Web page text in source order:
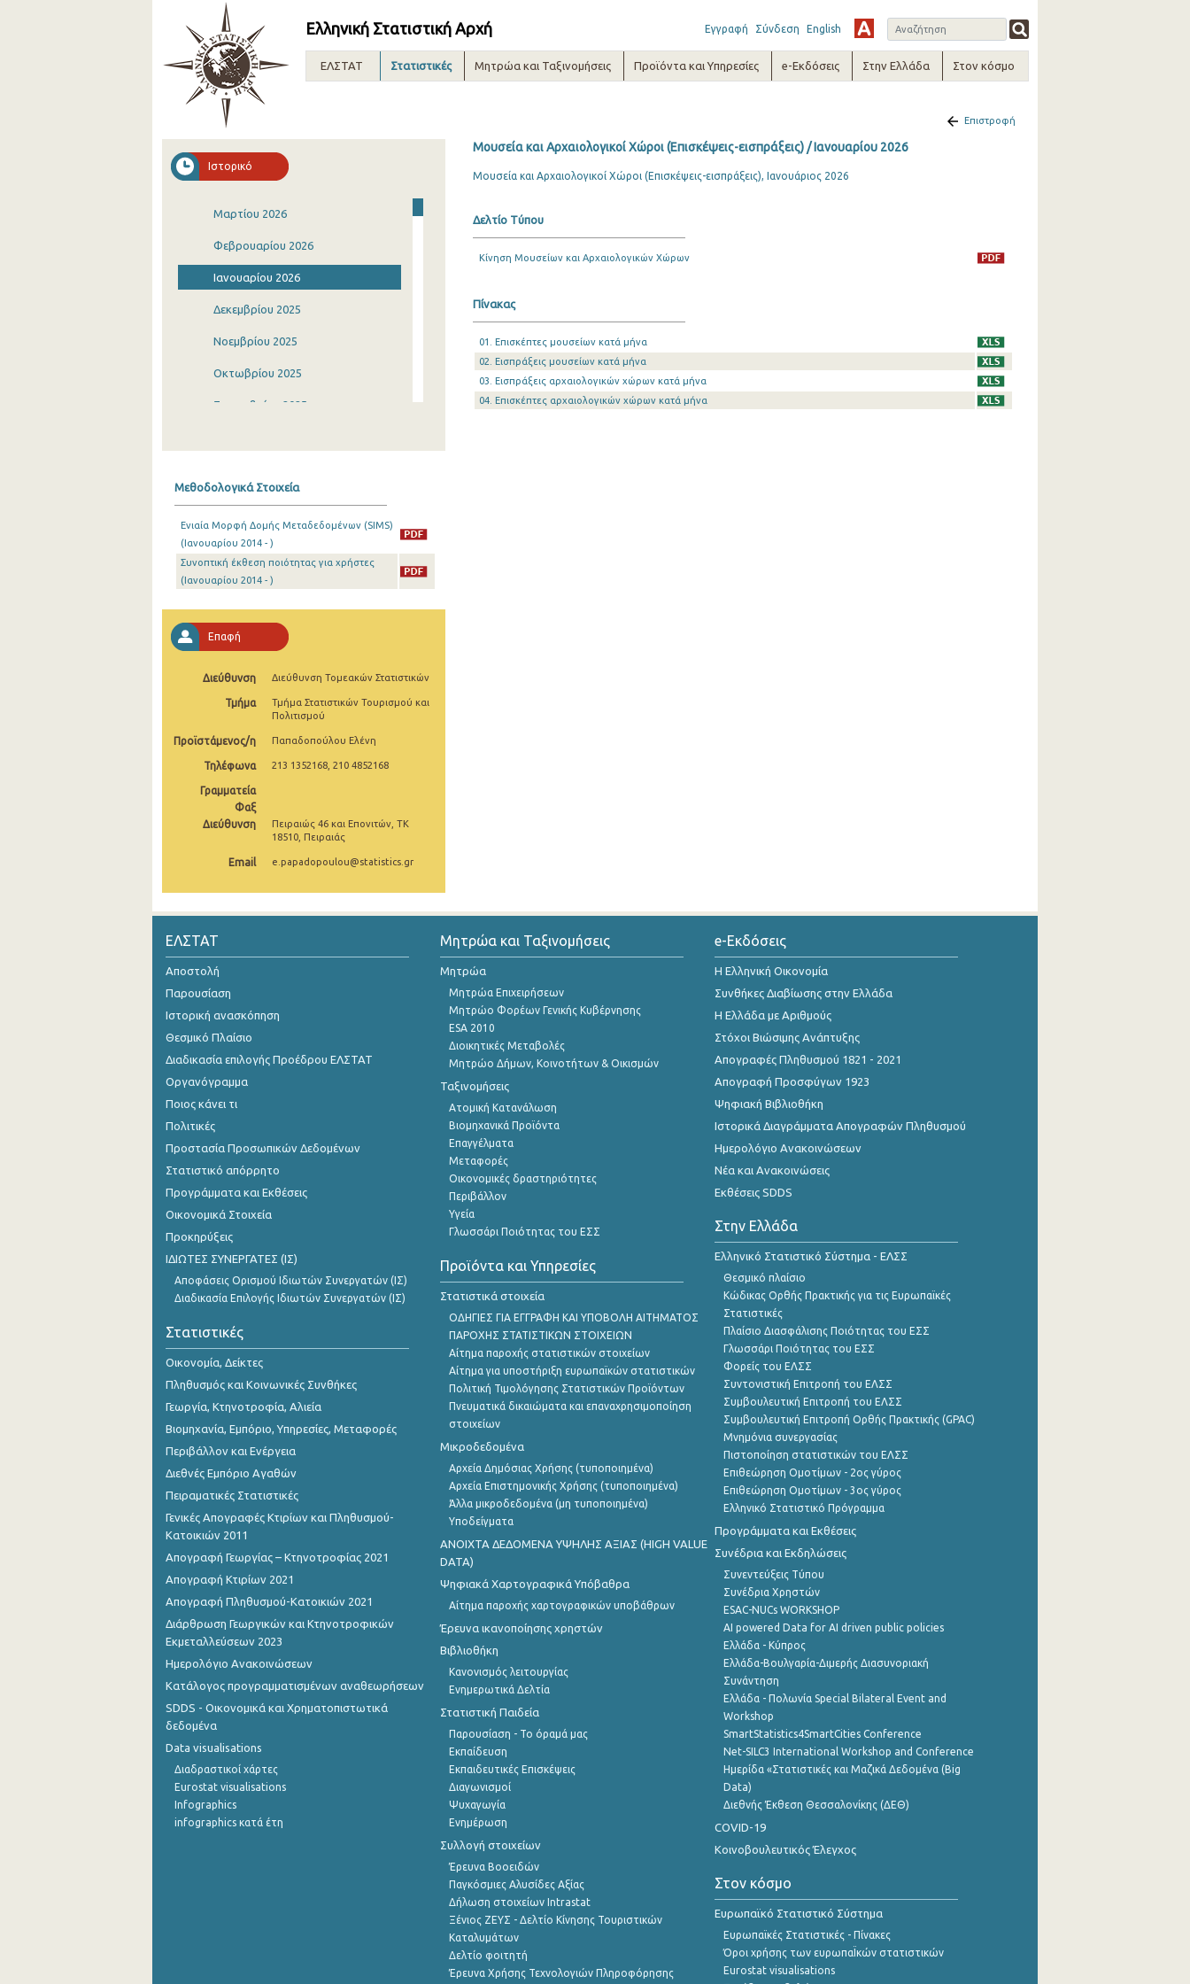
Ελληνική Στατιστική Αρχή Εγγραφή Σύνδεση English
ΕΛΣΤΑΤ Στατιστικές Μητρώα και Ταξινομήσεις Προϊόντα και Υπηρεσίες e-Εκδόσεις Στην Ελλάδα Στον κόσμο
Ιστορικό
Μαρτίου 2026
Φεβρουαρίου 2026
Ιανουαρίου 2026
Δεκεμβρίου 2025
Νοεμβρίου 2025
Οκτωβρίου 2025
Σεπτεμβρίου 2025
Μαΐου 2025
Απριλίου 2025
Φεβρουαρίου 2025
Σεπτεμβρίου 2024
Αυγούστου 2024
Μαΐου 2024
Απριλίου 2024
Μαρτίου 2024
Φεβρουαρίου 2024
Ιανουαρίου 2024
Νοεμβρίου 2023
Σεπτεμβρίου 2023
Αυγούστου 2023
Ιουλίου 2023
Ιουνίου 2023
Μαΐου 2023
Απριλίου 2023
Μαρτίου 2023
Φεβρουαρίου 2023
Ιανουαρίου 2023
Δεκεμβρίου 2022
Νοεμβρίου 2022
Οκτωβρίου 2022
Σεπτεμβρίου 2022
Αυγούστου 2022
Ιουλίου 2022
Ιουνίου 2022
Απριλίου 2022
Μαρτίου 2022
Φεβρουαρίου 2022
Ιανουαρίου 2022
Μεθοδολογικά Στοιχεία
Ενιαία Μορφή Δομής Μεταδεδομένων (SIMS)
(Ιανουαρίου 2014 - )
Συνοπτική έκθεση ποιότητας για χρήστες
(Ιανουαρίου 2014 - )
Επαφή
Διεύθυνση Διεύθυνση Τομεακών Στατιστικών
Τμήμα
Τμήμα Στατιστικών Τουρισμού και
Πολιτισμού
Προϊστάμενος/η Παπαδοπούλου Ελένη
Τηλέφωνα 213 1352168, 210 4852168
Γραμματεία
Φαξ
Διεύθυνση
Πειραιώς 46 και Επονιτών, ΤΚ
18510, Πειραιάς
Email e.papadopoulou@statistics.gr
Επιστροφή
Μουσεία και Αρχαιολογικοί Χώροι (Επισκέψεις-εισπράξεις) / Ιανουαρίου 2026
Μουσεία και Αρχαιολογικοί Χώροι (Επισκέψεις-εισπράξεις), Ιανουάριος 2026
Δελτίο Τύπου
Κίνηση Μουσείων και Αρχαιολογικών Χώρων
Πίνακας
01. Επισκέπτες μουσείων κατά μήνα
02. Εισπράξεις μουσείων κατά μήνα
03. Εισπράξεις αρχαιολογικών χώρων κατά μήνα
04. Επισκέπτες αρχαιολογικών χώρων κατά μήνα
ΕΛΣΤΑΤ
Αποστολή
Παρουσίαση
Ιστορική ανασκόπηση
Θεσμικό Πλαίσιο
Διαδικασία επιλογής Προέδρου ΕΛΣΤΑΤ
Οργανόγραμμα
Ποιος κάνει τι
Πολιτικές
Προστασία Προσωπικών Δεδομένων
Στατιστικό απόρρητο
Προγράμματα και Εκθέσεις
Οικονομικά Στοιχεία
Προκηρύξεις
ΙΔΙΩΤΕΣ ΣΥΝΕΡΓΑΤΕΣ (ΙΣ)
Αποφάσεις Ορισμού Ιδιωτών Συνεργατών (ΙΣ)
Διαδικασία Επιλογής Ιδιωτών Συνεργατών (ΙΣ)
Στατιστικές
Οικονομία, Δείκτες
Πληθυσμός και Κοινωνικές Συνθήκες
Γεωργία, Κτηνοτροφία, Αλιεία
Βιομηχανία, Εμπόριο, Υπηρεσίες, Μεταφορές
Περιβάλλον και Ενέργεια
Διεθνές Εμπόριο Αγαθών
Πειραματικές Στατιστικές
Γενικές Απογραφές Κτιρίων και Πληθυσμού-
Κατοικιών 2011
Απογραφή Γεωργίας – Κτηνοτροφίας 2021
Απογραφή Κτιρίων 2021
Απογραφή Πληθυσμού-Κατοικιών 2021
Διάρθρωση Γεωργικών και Κτηνοτροφικών
Εκμεταλλεύσεων 2023
Ημερολόγιο Ανακοινώσεων
Κατάλογος προγραμματισμένων αναθεωρήσεων
SDDS - Οικονομικά και Χρηματοπιστωτικά
δεδομένα
Data visualisations
Διαδραστικοί χάρτες
Eurostat visualisations
Infographics
infographics κατά έτη
Μητρώα και Ταξινομήσεις
Μητρώα
Μητρώα Επιχειρήσεων
Μητρώο Φορέων Γενικής Κυβέρνησης
ESA 2010
Διοικητικές Μεταβολές
Μητρώο Δήμων, Κοινοτήτων & Οικισμών
Ταξινομήσεις
Ατομική Κατανάλωση
Βιομηχανικά Προϊόντα
Επαγγέλματα
Μεταφορές
Οικονομικές δραστηριότητες
Περιβάλλον
Υγεία
Γλωσσάρι Ποιότητας του ΕΣΣ
Προϊόντα και Υπηρεσίες
Στατιστικά στοιχεία
ΟΔΗΓΙΕΣ ΓΙΑ ΕΓΓΡΑΦΗ ΚΑΙ ΥΠΟΒΟΛΗ ΑΙΤΗΜΑΤΟΣ
ΠΑΡΟΧΗΣ ΣΤΑΤΙΣΤΙΚΩΝ ΣΤΟΙΧΕΙΩΝ
Αίτημα παροχής στατιστικών στοιχείων
Αίτημα για υποστήριξη ευρωπαϊκών στατιστικών
Πολιτική Τιμολόγησης Στατιστικών Προϊόντων
Πνευματικά δικαιώματα και επαναχρησιμοποίηση
στοιχείων
Μικροδεδομένα
Αρχεία Δημόσιας Χρήσης (τυποποιημένα)
Αρχεία Επιστημονικής Χρήσης (τυποποιημένα)
Άλλα μικροδεδομένα (μη τυποποιημένα)
Υποδείγματα
ANOIXTA ΔΕΔΟΜΕΝΑ ΥΨΗΛΗΣ ΑΞΙΑΣ (HIGH VALUE
DATA)
Ψηφιακά Χαρτογραφικά Υπόβαθρα
Αίτημα παροχής χαρτογραφικών υποβάθρων
Έρευνα ικανοποίησης χρηστών
Βιβλιοθήκη
Κανονισμός λειτουργίας
Ενημερωτικά Δελτία
Στατιστική Παιδεία
Παρουσίαση - Το όραμά μας
Εκπαίδευση
Εκπαιδευτικές Επισκέψεις
Διαγωνισμοί
Ψυχαγωγία
Ενημέρωση
Συλλογή στοιχείων
Έρευνα Βοοειδών
Παγκόσμιες Αλυσίδες Αξίας
Δήλωση στοιχείων Intrastat
Ξένιος ΖΕΥΣ - Δελτίο Κίνησης Τουριστικών
Καταλυμάτων
Δελτίο φοιτητή
Έρευνα Χρήσης Τεχνολογιών Πληροφόρησης
e-Εκδόσεις
Η Ελληνική Οικονομία
Συνθήκες Διαβίωσης στην Ελλάδα
Η Ελλάδα με Αριθμούς
Στόχοι Βιώσιμης Ανάπτυξης
Απογραφές Πληθυσμού 1821 - 2021
Απογραφή Προσφύγων 1923
Ψηφιακή Βιβλιοθήκη
Ιστορικά Διαγράμματα Απογραφών Πληθυσμού
Ημερολόγιο Ανακοινώσεων
Νέα και Ανακοινώσεις
Εκθέσεις SDDS
Στην Ελλάδα
Ελληνικό Στατιστικό Σύστημα - ΕΛΣΣ
Θεσμικό πλαίσιο
Κώδικας Ορθής Πρακτικής για τις Ευρωπαϊκές
Στατιστικές
Πλαίσιο Διασφάλισης Ποιότητας του ΕΣΣ
Γλωσσάρι Ποιότητας του ΕΣΣ
Φορείς του ΕΛΣΣ
Συντονιστική Επιτροπή του ΕΛΣΣ
Συμβουλευτική Επιτροπή του ΕΛΣΣ
Συμβουλευτική Επιτροπή Ορθής Πρακτικής (GPAC)
Μνημόνια συνεργασίας
Πιστοποίηση στατιστικών του ΕΛΣΣ
Επιθεώρηση Ομοτίμων - 2ος γύρος
Επιθεώρηση Ομοτίμων - 3ος γύρος
Ελληνικό Στατιστικό Πρόγραμμα
Προγράμματα και Εκθέσεις
Συνέδρια και Εκδηλώσεις
Συνεντεύξεις Τύπου
Συνέδρια Χρηστών
ESAC-NUCs WORKSHOP
AI powered Data for AI driven public policies
Ελλάδα - Κύπρος
Ελλάδα-Βουλγαρία-Διμερής Διασυνοριακή
Συνάντηση
Ελλάδα - Πολωνία Special Bilateral Event and
Workshop
SmartStatistics4SmartCities Conference
Net-SILC3 International Workshop and Conference
Ημερίδα «Στατιστικές και Μαζικά Δεδομένα (Big
Data)
Διεθνής Έκθεση Θεσσαλονίκης (ΔΕΘ)
COVID-19
Κοινοβουλευτικός Έλεγχος
Στον κόσμο
Ευρωπαϊκό Στατιστικό Σύστημα
Ευρωπαϊκές Στατιστικές - Πίνακες
Όροι χρήσης των ευρωπαΪκών στατιστικών
Eurostat visualisations